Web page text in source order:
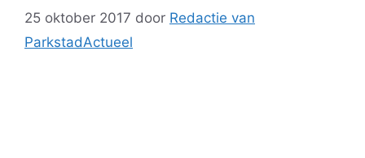
25 oktober 2017 door Redactie van
ParkstadActueel